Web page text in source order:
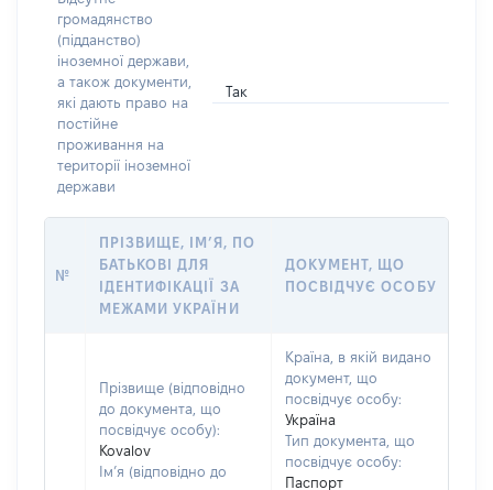
громадянство
(підданство)
іноземної держави,
а також документи,
які дають право на
постійне
проживання на
території іноземної
держави
Так
№
ПРІЗВИЩЕ, ІМ’Я, ПО
БАТЬКОВІ ДЛЯ
ІДЕНТИФІКАЦІЇ ЗА
МЕЖАМИ УКРАЇНИ
ДОКУМЕНТ, ЩО
ПОСВІДЧУЄ ОСОБУ
Прізвище (відповідно
до документа, що
посвідчує особу):
Kovalov
Ім’я (відповідно до
Країна, в якій видано
документ, що
посвідчує особу:
Україна
Тип документа, що
посвідчує особу:
Паспорт